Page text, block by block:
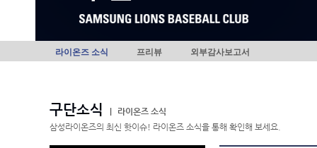
라이온즈 소식 프리뷰 외부감사보고서
구단소식
라이온즈 소식
삼성라이온즈의 최신 핫이슈! 라이온즈 소식을 통해 확인해 보세요.